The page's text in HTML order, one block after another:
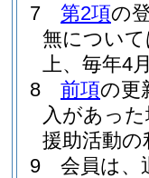
7
第2項の
無につい
上、毎年4
8
前項の更
入があっ
援助活動
9
会員は、